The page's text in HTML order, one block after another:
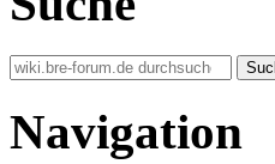
Navigation